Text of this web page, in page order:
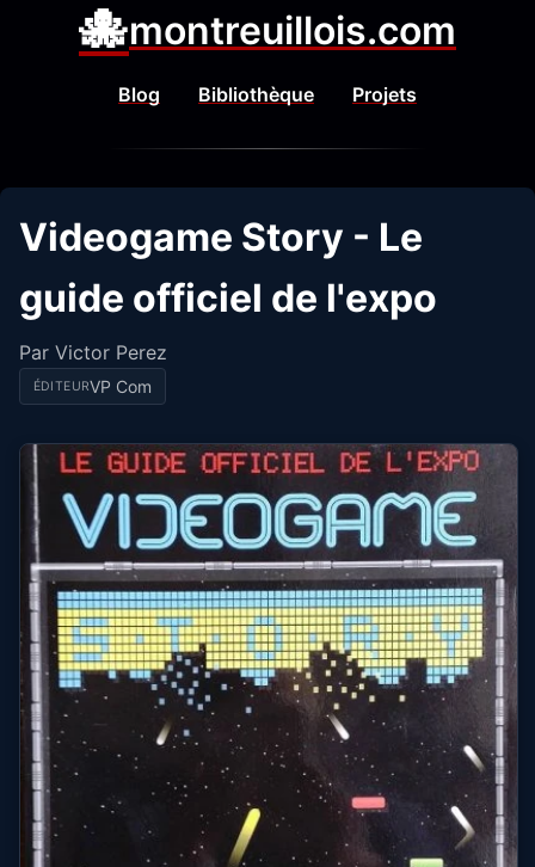
🐙montreuillois.com
Blog Bibliothèque Projets
Videogame Story - Le
guide officiel de l'expo
Par Victor Perez
ÉDITEURVP Com